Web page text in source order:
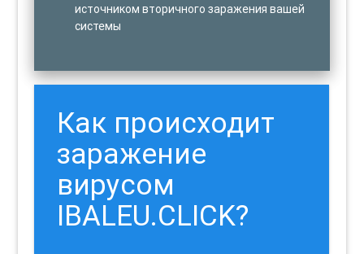
источником вторичного заражения вашей
системы
Как происходит
заражение
вирусом
IBALEU.CLICK?